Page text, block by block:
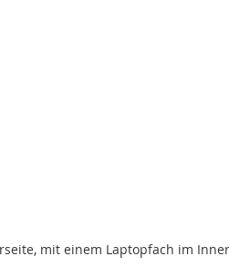
mit einem Laptopfach im